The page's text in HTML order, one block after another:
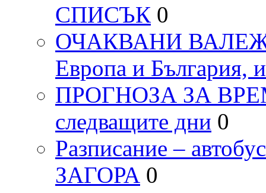
СПИСЪК 0
ОЧАКВАНИ ВАЛЕЖИ
Европа и България,
ПРОГНОЗА ЗА
следващите дни 0
Разписание –
ЗАГОРА 0